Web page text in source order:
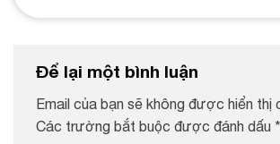
Để lại một bình luận
Email của bạn sẽ không được hiển thị
Các trường bắt buộc được đánh dấu *